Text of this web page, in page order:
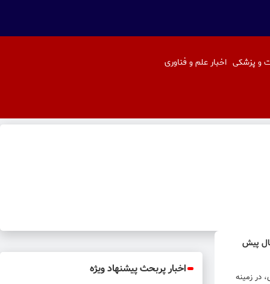
و پزشکی اخبار علم و فناوری
قلی خانی! | اگر خانوم بازیگر را با 20 سال پیش
در زمینه
اخبار پربحث پیشنهاد ویژه